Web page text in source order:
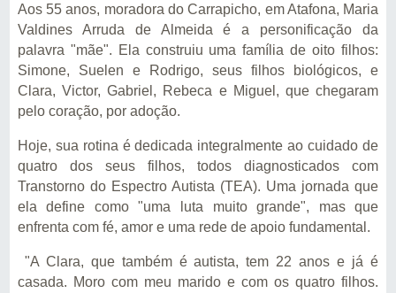
Aos 55 anos, moradora do Carrapicho, em Atafona, Maria
Valdines Arruda de Almeida é a personificação da
palavra "mãe". Ela construiu uma família de oito filhos:
Simone, Suelen e Rodrigo, seus filhos biológicos, e
Clara, Victor, Gabriel, Rebeca e Miguel, que chegaram
pelo coração, por adoção.
Hoje, sua rotina é dedicada integralmente ao cuidado de
quatro dos seus filhos, todos diagnosticados com
Transtorno do Espectro Autista (TEA). Uma jornada que
ela define como "uma luta muito grande", mas que
enfrenta com fé, amor e uma rede de apoio fundamental.
"A Clara, que também é autista, tem 22 anos e já é
casada. Moro com meu marido e com os quatro filhos.